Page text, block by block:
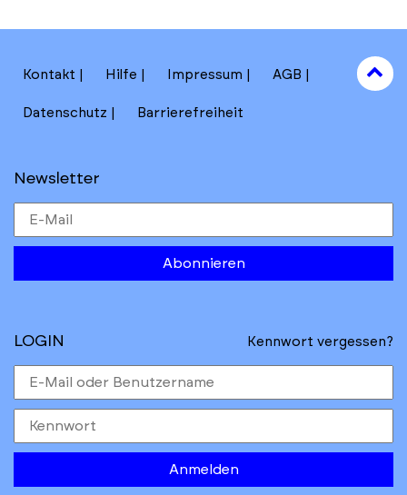
Kontakt Hilfe Impressum AGB
Datenschutz Barrierefreiheit
Newsletter
Abonnieren
to
top
LOGIN Kennwort vergessen?
Anmelden